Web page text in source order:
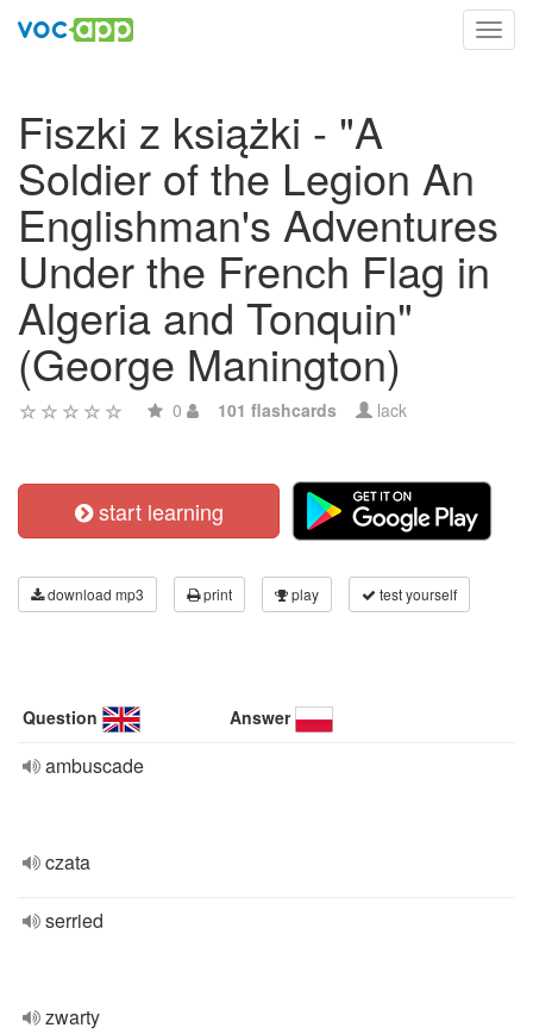
Fiszki z książki - "A
Soldier of the Legion An
Englishman's Adventures
Under the French Flag in
Algeria and Tonquin"
(George Manington)
0 101 flashcards lack
start learning
download mp3 print play test yourself
Question Answer
ambuscade
czata
serried
zwarty